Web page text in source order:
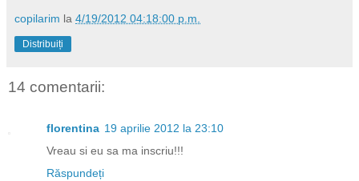
copilarim la 4/19/2012 04:18:00 p.m.
Distribuiți
14 comentarii:
florentina 19 aprilie 2012 la 23:10
Vreau si eu sa ma inscriu!!!
Răspundeți